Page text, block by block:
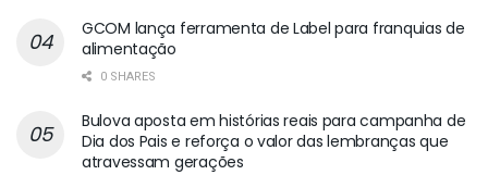
GCOM lança ferramenta de Label para franquias de
alimentação
0 SHARES
Bulova aposta em histórias reais para campanha de
Dia dos Pais e reforça o valor das lembranças que
atravessam gerações